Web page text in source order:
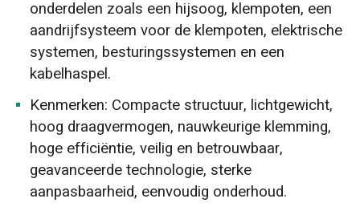
onderdelen zoals een hijsoog, klempoten, een
aandrijfsysteem voor de klempoten, elektrische
systemen, besturingssystemen en een
kabelhaspel.
Kenmerken: Compacte structuur, lichtgewicht,
hoog draagvermogen, nauwkeurige klemming,
hoge efficiëntie, veilig en betrouwbaar,
geavanceerde technologie, sterke
aanpasbaarheid, eenvoudig onderhoud.